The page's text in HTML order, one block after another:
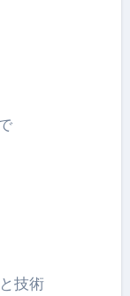
技術